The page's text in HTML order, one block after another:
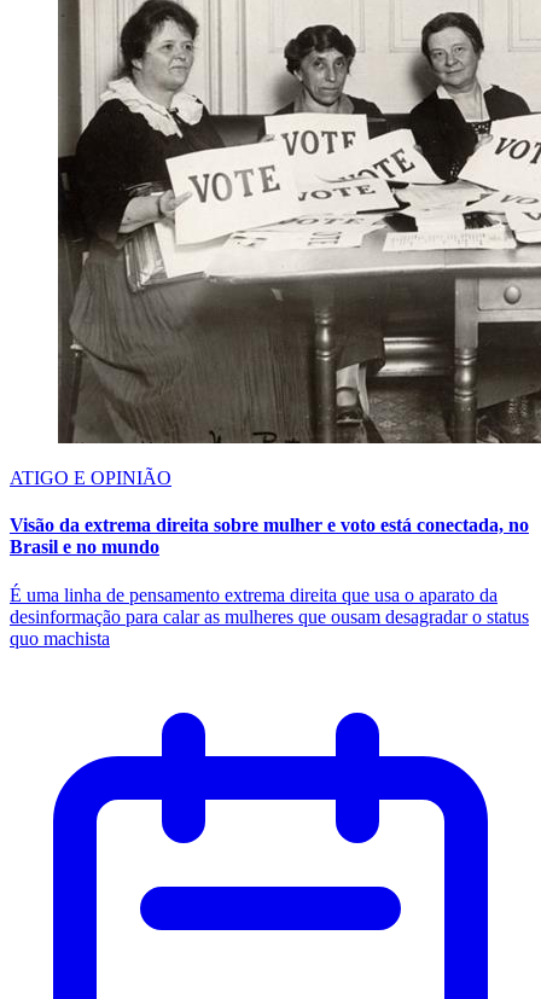
ATIGO E OPINIÃO
Visão da extrema direita sobre mulher e voto está conectada, no
Brasil e no mundo
É uma linha de pensamento extrema direita que usa o aparato da
desinformação para calar as mulheres que ousam desagradar o status
quo machista